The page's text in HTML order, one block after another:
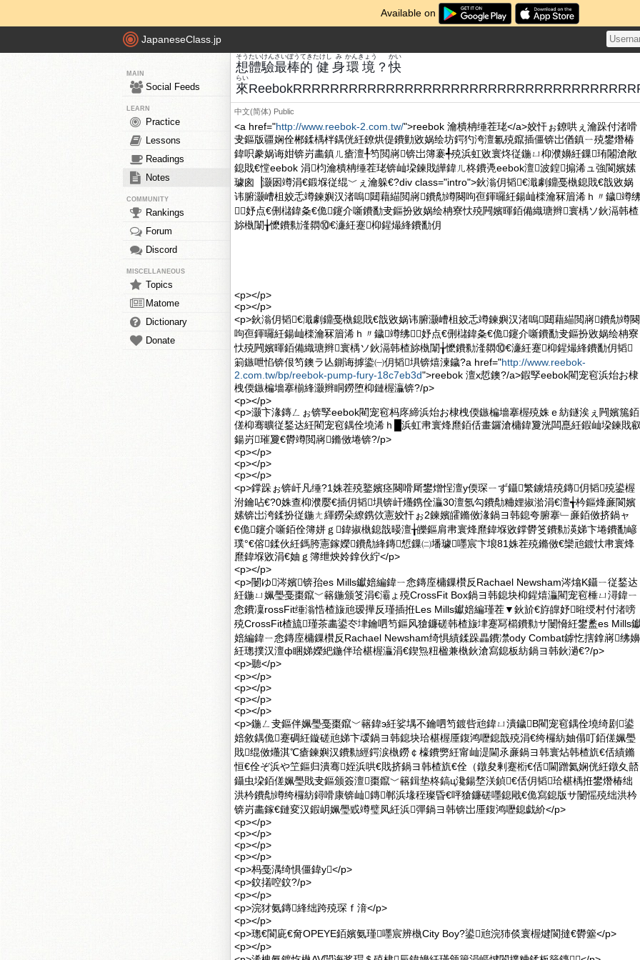
Available on
JapaneseClass.jp
MAIN
Social Feeds
LEARN
Practice
Lessons
Readings
Notes
COMMUNITY
Rankings
Forum
Discord
MISCELLANEOUS
Topics
Matome
Dictionary
Donate
想
そう
體驗
たいけん
最
さい
棒
ぼう
的
てき
健
たけし
身
み
環境
かんきょう
？快
かい
來
らい
中文(简体) Public
<a href="http://www.reebok-2.com.tw/">reebok 瀹樻柟缍茬珯</a>姣忓ぉ鐐哄ぇ瀹跺付渚嗗
叏鏂版疆娴佺郴鍒楀柈鍝侊紝鐐烘偍鐨勭敓娲绘坊鍔犳洿澶氱殑鑹插僵锛岀偤鎮ㄧ殑鐢熸椿
鍏呮豢娲诲姏锛岃畵鎮ㄦ瘡澶╀笉閲嶈锛岀簿褰╃殑浜虹敓寰炵従鍦ㄩ枊濮嬶紝鏁珛闂滄敞
鎴戝€憆eebok 涓枃瀹樻柟缍茬珯锛屾垜鍊戝皣鍏ㄦ柊鐨凴eebok澶波鍠搧浠ュ強閬嬪嫊
璩囪▕灏囦竴涓€鍛堢従绲﹀ぇ瀹躲€?div class="intro">鈥滃仴韬€濈劇鐤戞槸鎴戝€戠敓娲
讳腑灏嶆柤姣忎竴鍊嬩汉渚嗚閮藉緢閲嶈鐨勪竴闋呴亱鍕曪紝鍚屾檪瀹冧篃浠ｈ〃鐬竴
妤点€侀櫧鍏夈€佹鑳介噺鐨勫叏鏂扮敓娲绘柟寮忕殑闁嬪暉銆備織瑭辫寰楀ソ鈥滆韩楂
旀槸闈╁懡鐨勬湰閷⑩€濓紝蹇枊鍟熶綘鐨勫仴
<p></p>
<p></p>
<p>鈥滃仴韬€濈劇鐤戞槸鎴戝€戠敓娲讳腑灏嶆柤姣忎竴鍊嬩汉渚嗚閮藉緢閲嶈鐨勪竴闋
呴亱鍕曪紝鍚屾檪瀹冧篃浠ｈ〃鐬竴绋妤点€侀櫧鍏夈€佹鑳介噺鐨勫叏鏂扮敓娲绘柟寮
忕殑闁嬪暉銆備織瑭辫寰楀ソ鈥滆韩楂旀槸闈╁懡鐨勬湰閷⑩€濓紝蹇枊鍟熶綘鐨勫仴韬
箣鏃呭惂锛佷笉鐭ラ亾鍘诲摢鍌㈠仴韬埧锛熺湅鐬?a href="http://www.reebok-
2.com.tw/bp/reebok-pump-fury-18c7eb3d">reebok 澶х悊鐭?/a>鍜孯eebok閵宠窇浜炲お棣
栧偄鏃楄墻搴椾綘灏辫眮鐒堕枊鏈楃灜锛?/p>
<p></p>
<p>灏卞湪鏄ㄥぉ锛孯eebok閵宠窇杩庝締浜炲お棣栧偄鏃楄墻搴楃殑姝ｅ紡鐩涘ぇ闁嬪箷銆
傞枊骞曠従鍫达紝閵宠窇鍝佺墝浠ｈ█浜虹帇寰烽爢銆佸畫鑼滄槦鍏夐洸闆嗭紝鍜屾垜鍊戝
鍚岃璀夐€欎竴閲嶈鏅傚埢锛?/p>
<p></p>
<p></p>
<p></p>
<p>鐣跺ぉ锛屽凡缍?1姝茬殑鐜嬪痉闋嗗厛鐢熷悜澶у偄琛ㄧず鑷繁鐪熺殑鏄仴韬殑鍙楃
泭鑰呫€?0姝查枊濮嬮€插仴韬埧锛屽爡鎸佺灜30澶氬勾鐨勪粬娌掓湁涓€澶╅枔鏂烽亷閬嬪
嫊锛岀洿鍒扮従鍦ㄤ緷鐒朵繚鎸佽憲姣忓ぉ2鍊嬪皬鏅傚湪鍋ヨ韩鎴夸腑搴﹂亷銆傚挤鍋ャ
€佹鑳介噺銆佺簿姘ｇ鍏掓槸鎴戠暥澶╁皪鏂肩帇寰烽爢鍏堢敓鐣欎笅鐨勬渶娣卞埢鐨勫嵃
璞°€傛鍒伙紝鎷胯憲鎵嬫鐨勪綘鏄惁鏁㈡墦璩嚜宸卞埌81姝茬殑鏅傚€欒兘鍍忕帇寰烽
爢鍏堢敓涓€妯ｇ簿绁炴姈鎿伙紵</p>
<p></p>
<p>闄ゆ涔嬪锛孡es Mills钀婄編鍏ㄧ悆鏄庢槦鏁欑反Rachael Newsham涔熻Κ鑷ㄧ従鍫达
紝鍦ㄩ姵璺戞棗鑹﹀簵鍦颁笅涓€灞ょ殑CrossFit Box鍋ヨ韩鎴块枊鍟熺灜閵宠窇棰ㄩ潯鍏ㄧ
悆鐨凜rossFit缍滃悎楂旇兘瑷撶反瑾插拰Les Mills钀婄編瑾茬▼鈥斺€斿皥妤暀绶村付渚嗙
殑CrossFit楂旈瑾茶畵鍙冭垏鑰呬笉鏂风獊鐮磋韩楂旇垏蹇冩櫤鐨勬サ闄愶紝鐢盠es Mills
婄編鍏ㄧ悆鏄庢槦鏁欑反Rachael Newsham绮惧績鍒跺畾鐨凚ody Combat鎼忔搳鎿嶈绋嬶
紝璁撲汉澶ф睏娣嬫紦鍦伴珨椹楃灜涓€鍥炰粈楹兼槸鈥滄寫鎴板紡鍋ヨ韩鈥濄€?/p>
<p>聽</p>
<p></p>
<p></p>
<p></p>
<p></p>
<p>鍦ㄥ叏鏂伴姵璺戞棗鑹﹀簵鍏э紝娑堣不鑰呬笉鍍呰兘鍏ㄩ潰鐬В閵宠窇鍝佺墝绮剧鍙
婄敘鍝佹蹇碉紝鏇磋兘娣卞叆鍋ヨ韩鎴块珨椹楃厜鍑鸿嚦鎴戠殑涓€绔欏紡妯傝叮銆傞姵璺
戝绲傚爡淇℃瘡鍊嬩汉鐨勬經鍔涙槸鐒￠檺鐨勶紝甯屾湜閫氶亷鍋ヨ韩寰炶韩楂斻€佸績鏅
恒€佺ぞ浜や笁鏂归潰骞姪浜哄€戝挤鍋ヨ韩楂斻€佺（鐓夋剰蹇椼€佸閫蹭氦娴侊紝鐓夊嚭
鑷虫垜銆傞姵璺戝叏鏂颁簽澶棗鑹﹀簵鍓垫柊鎬ц瀺鍚堥浂鍞€佸仴韬珨椹楀拰鐢熸椿绌
洪枔鐨勪竴绔欏紡鐞嗗康锛屾鏄郸浜堟秷璨昏€呯獊鐮磋嚜鎴戙€佹寫鎴版サ闄愮殑绌洪枔
锛岃畵鎵€鏈変汉鍜岄姵璺戜竴璧凤紝浜彈鍋ヨ韩锛岀厜鍑鸿嚦鎴戯紒</p>
<p></p>
<p></p>
<p></p>
<p></p>
<p>杩戞湡绮惧僵鍏у</p>
<p>鈫撯啌鈫?/p>
<p></p>
<p>浣犲氨鏄綘绌跨殑琛ｆ湇</p>
<p></p>
<p>璁€閬庛€奝OPEYE銆嬪氨瑾嚜宸辨槸City Boy?鍙兘浣犻倓寰楃煡閬撻€欎簺</p>
<p></p>